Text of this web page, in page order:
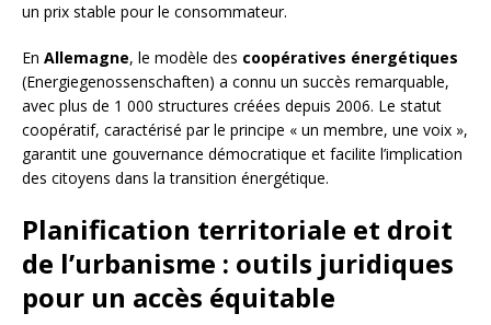
un prix stable pour le consommateur.
En Allemagne, le modèle des coopératives énergétiques
(Energiegenossenschaften) a connu un succès remarquable,
avec plus de 1 000 structures créées depuis 2006. Le statut
coopératif, caractérisé par le principe « un membre, une voix »,
garantit une gouvernance démocratique et facilite l’implication
des citoyens dans la transition énergétique.
Planification territoriale et droit
de l’urbanisme : outils juridiques
pour un accès équitable